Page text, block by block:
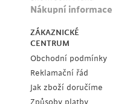
Nákupní informace
ZÁKAZNICKÉ
CENTRUM
Obchodní podmínky
Reklamační řád
Jak zboží doručíme
Způsoby platby